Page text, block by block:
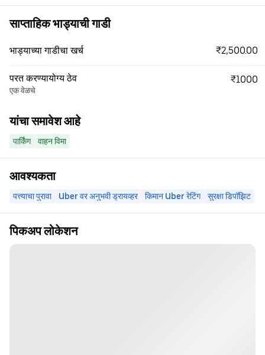
साप्ताहिक भाड्याची गाडी
भाड्याच्या गाडीचा खर्च ₹2,500.00
परत करण्यायोग्य ठेव
एक वेळचे
₹1000
यांचा समावेश आहे
पार्किंग वाहन विमा
आवश्यकता
पत्त्याचा पुरावा Uber वर अनुभवी ड्रायव्हर किमान Uber रेटिंग सुरक्षा डिपॉझिट
पिकअप लोकेशन